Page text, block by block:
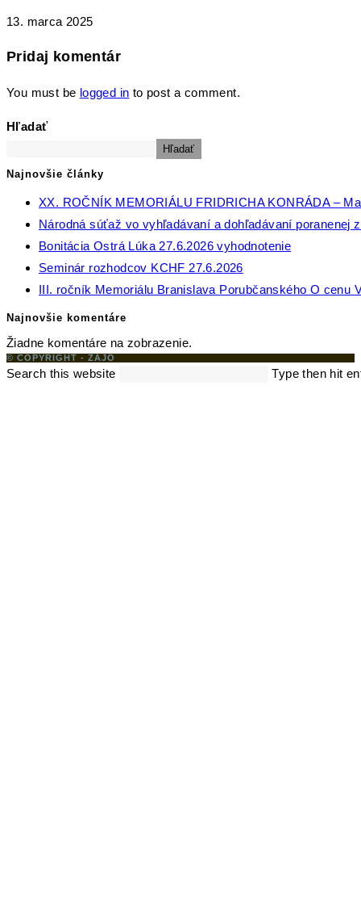
13. marca 2025
Pridaj komentár
You must be logged in to post a comment.
Hľadať
Hľadať
Najnovšie články
XX. ROČNÍK MEMORIÁLU FRIDRICHA KONRÁDA –
Národná súťaž vo vyhľadávaní a dohľadávaní poranenej
Bonitácia Ostrá Lúka 27.6.2026 vyhodnotenie
Seminár rozhodcov KCHF 27.6.2026
III. ročník Memoriálu Branislava Porubčanského O cenu
Najnovšie komentáre
Žiadne komentáre na zobrazenie.
© COPYRIGHT - ZAJO
Search this website Type then hit